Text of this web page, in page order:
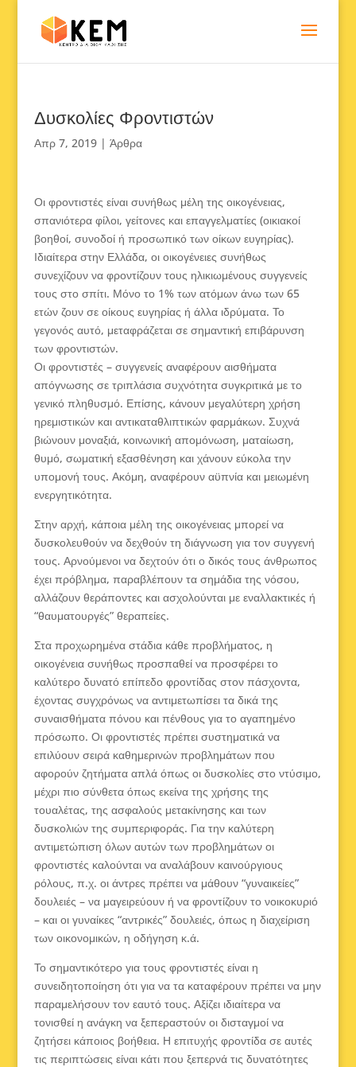
Δυσκολίες Φροντιστών
Απρ 7, 2019| Άρθρα
Οι φροντιστές είναι συνήθως μέλη της οικογένειας,
σπανιότερα φίλοι, γείτονες και επαγγελματίες (οικιακοί
βοηθοί, συνοδοί ή προσωπικό των οίκων ευγηρίας).
Ιδιαίτερα στην Ελλάδα, οι οικογένειες συνήθως
συνεχίζουν να φροντίζουν τους ηλικιωμένους συγγενείς
τους στο σπίτι. Μόνο το 1% των ατόμων άνω των 65
ετών ζουν σε οίκους ευγηρίας ή άλλα ιδρύματα. Το
γεγονός αυτό, μεταφράζεται σε σημαντική επιβάρυνση
των φροντιστών.
Οι φροντιστές – συγγενείς αναφέρουν αισθήματα
απόγνωσης σε τριπλάσια συχνότητα συγκριτικά με το
γενικό πληθυσμό. Επίσης, κάνουν μεγαλύτερη χρήση
ηρεμιστικών και αντικαταθλιπτικών φαρμάκων. Συχνά
βιώνουν μοναξιά, κοινωνική απομόνωση, ματαίωση,
θυμό, σωματική εξασθένηση και χάνουν εύκολα την
υπομονή τους. Ακόμη, αναφέρουν αϋπνία και μειωμένη
ενεργητικότητα.
Στην αρχή, κάποια μέλη της οικογένειας μπορεί να
δυσκολευθούν να δεχθούν τη διάγνωση για τον συγγενή
τους. Αρνούμενοι να δεχτούν ότι ο δικός τους άνθρωπος
έχει πρόβλημα, παραβλέπουν τα σημάδια της νόσου,
αλλάζουν θεράποντες και ασχολούνται με εναλλακτικές ή
“θαυματουργές” θεραπείες.
Στα προχωρημένα στάδια κάθε προβλήματος, η
οικογένεια συνήθως προσπαθεί να προσφέρει το
καλύτερο δυνατό επίπεδο φροντίδας στον πάσχοντα,
έχοντας συγχρόνως να αντιμετωπίσει τα δικά της
συναισθήματα πόνου και πένθους για το αγαπημένο
πρόσωπο. Οι φροντιστές πρέπει συστηματικά να
επιλύουν σειρά καθημερινών προβλημάτων που
αφορούν ζητήματα απλά όπως οι δυσκολίες στο ντύσιμο,
μέχρι πιο σύνθετα όπως εκείνα της χρήσης της
τουαλέτας, της ασφαλούς μετακίνησης και των
δυσκολιών της συμπεριφοράς. Για την καλύτερη
αντιμετώπιση όλων αυτών των προβλημάτων οι
φροντιστές καλούνται να αναλάβουν καινούργιους
ρόλους, π.χ. οι άντρες πρέπει να μάθουν “γυναικείες”
δουλειές – να μαγειρεύουν ή να φροντίζουν το νοικοκυριό
– και οι γυναίκες “αντρικές” δουλειές, όπως η διαχείριση
των οικονομικών, η οδήγηση κ.ά.
Το σημαντικότερο για τους φροντιστές είναι η
συνειδητοποίηση ότι για να τα καταφέρουν πρέπει να μην
παραμελήσουν τον εαυτό τους. Αξίζει ιδιαίτερα να
τονισθεί η ανάγκη να ξεπεραστούν οι δισταγμοί να
ζητήσει κάποιος βοήθεια. Η επιτυχής φροντίδα σε αυτές
τις περιπτώσεις είναι κάτι που ξεπερνά τις δυνατότητες